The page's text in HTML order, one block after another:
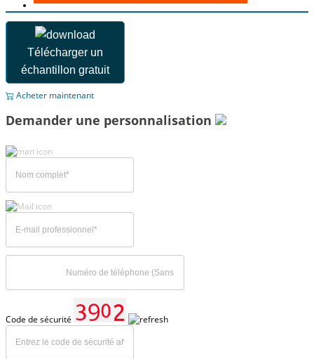
Télécharger un
échantillon gratuit
Acheter maintenant
Demander une personnalisation
Code de sécurité